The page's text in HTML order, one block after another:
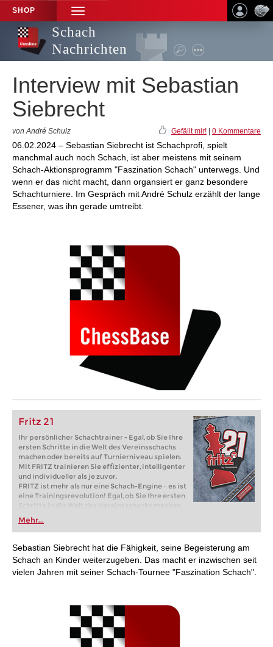
SHOP
TOGGLE
NAVIGATION
Schach
Nachrichten
Interview mit Sebastian
Siebrecht
von André Schulz Gefällt mir! 0 Kommentare
06.02.2024 – Sebastian Siebrecht ist Schachprofi, spielt
manchmal auch noch Schach, ist aber meistens mit seinem
Schach-Aktionsprogramm "Faszination Schach" unterwegs. Und
wenn er das nicht macht, dann organsiert er ganz besondere
Schachturniere. Im Gespräch mit André Schulz erzählt der lange
Essener, was ihn gerade umtreibt.
Fritz 21
Ihr persönlicher Schachtrainer - Egal, ob Sie Ihre
ersten Schritte in die Welt des Vereinsschachs
machen oder bereits auf Turnierniveau spielen:
Mit FRITZ trainieren Sie effizienter, intelligenter
und individueller als je zuvor.
FRITZ ist mehr als nur eine Schach-Engine – es ist
eine Trainingsrevolution! Egal, ob Sie Ihre ersten
Schritte in die Welt des Vereinsschachs machen
oder bereits auf Turnierniveau spielen: Mit
FRITZ trainieren Sie effizienter, intelligenter und
individueller als je zuvor.
Mehr...
Sebastian Siebrecht hat die Fähigkeit, seine Begeisterung am
Schach an Kinder weiterzugeben. Das macht er inzwischen seit
vielen Jahren mit seiner Schach-Tournee "Faszination Schach".